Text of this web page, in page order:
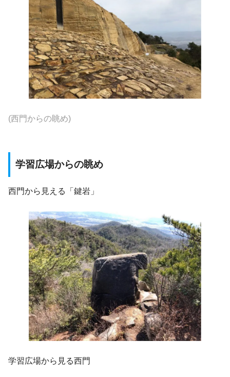
(西門からの眺め)
学習広場からの眺め
西門から見える「鍵岩」
学習広場から見る西門